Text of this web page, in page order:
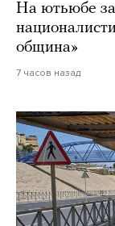
На ютьюбе
община»
7 часов назад